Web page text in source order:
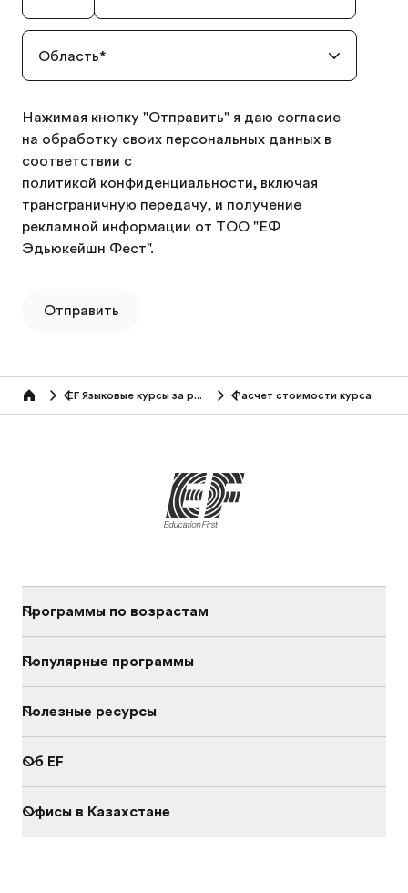
Область*
Нажимая кнопку "Отправить" я даю согласие
на обработку своих персональных данных в
соответствии с
политикой конфиденциальности, включая
трансграничную передачу, и получение
рекламной информации от ТОО "ЕФ
Эдьюкейшн Фест".
Отправить
Home EF Языковые курсы за рубежом (50+ лет) Расчет стоимости курса
Программы по возрастам
Популярные программы
Полезные ресурсы
Об EF
Офисы в Казахстане